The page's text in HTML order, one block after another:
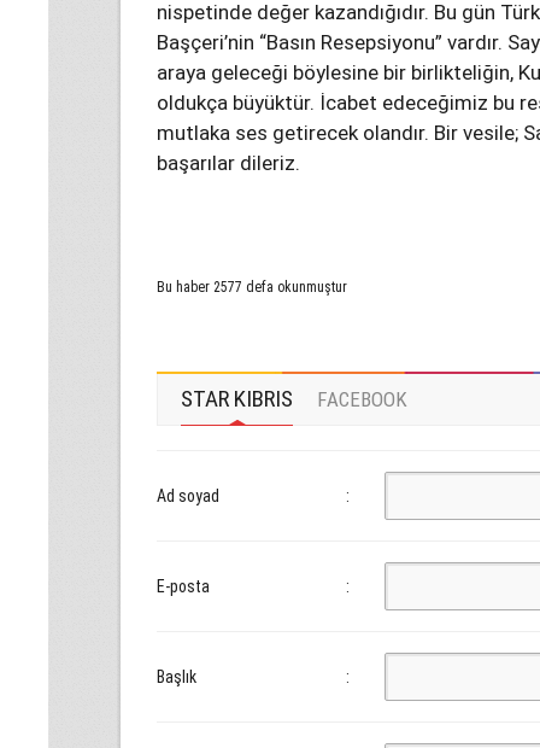
nispetinde değer kazandığıdır. Bu gün
Başçeri’nin “Basın Resepsiyonu” vardır.
araya geleceği böylesine bir birlikteliğin,
oldukça büyüktür. İcabet edeceğimiz bu
mutlaka ses getirecek olandır. Bir vesile;
başarılar dileriz.
Bu haber 2577 defa okunmuştur
STAR KIBRIS FACEBOOK
Ad soyad :
E-posta :
Başlık :